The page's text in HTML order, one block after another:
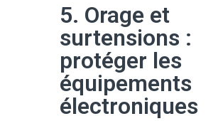
5. Orage et
surtensions :
protéger les
équipements
électroniques